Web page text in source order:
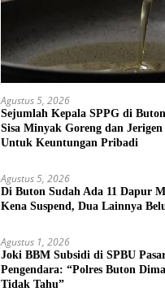
Agustus 5, 2026
Sejumlah Kepala SPPG di
Sisa Minyak Goreng dan
Untuk Keuntungan Pribadi
Agustus 5, 2026
Di Buton Sudah Ada 11 Dapur
Kena Suspend, Dua Lainnya
Agustus 1, 2026
Joki BBM Subsidi di SPBU
Pengendara: “Polres Buton
Tidak Tahu”